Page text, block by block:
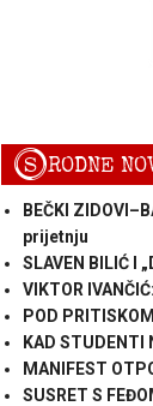
SRODNE
BEČKI
prijetnju
SLAVEN BILIĆ I
VIKTOR
POD
KAD
MANIFEST
SUSRET S